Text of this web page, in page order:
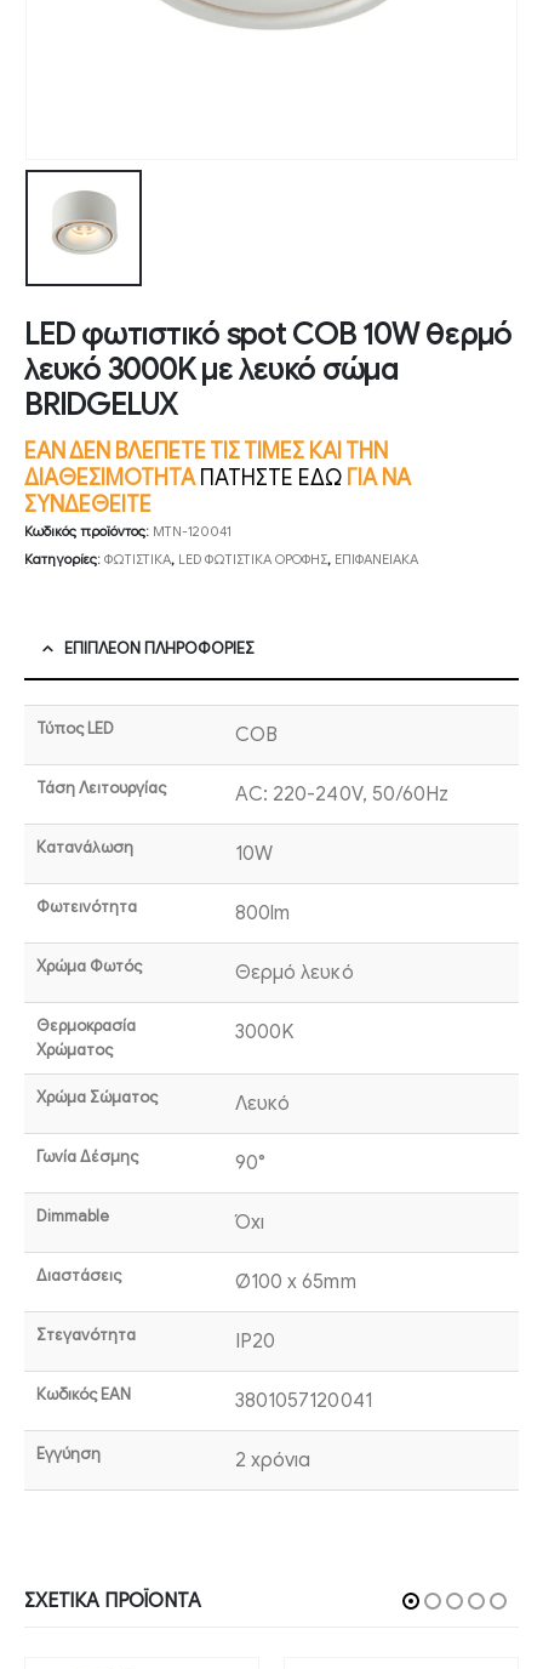
LED φωτιστικό spot COB 10W θερμό
λευκό 3000K με λευκό σώμα
BRIDGELUX
ΕΑΝ ΔΕΝ ΒΛΕΠΕΤΕ ΤΙΣ ΤΙΜΕΣ ΚΑΙ ΤΗΝ
ΔΙΑΘΕΣΙΜΟΤΗΤΑ ΠΑΤΗΣΤΕ ΕΔΩ ΓΙΑ ΝΑ
ΣΥΝΔΕΘΕΙΤΕ
Κωδικός προϊόντος: MTN-120041
Κατηγορίες: ΦΩΤΙΣΤΙΚΑ, LED ΦΩΤΙΣΤΙΚΑ ΟΡΟΦΗΣ, ΕΠΙΦΑΝΕΙΑΚΑ
ΕΠΙΠΛΈΟΝ ΠΛΗΡΟΦΟΡΊΕΣ
Τύπος LED COB
Τάση Λειτουργίας AC: 220-240V, 50/60Hz
Κατανάλωση 10W
Φωτεινότητα 800lm
Χρώμα Φωτός Θερμό λευκό
Θερμοκρασία
Χρώματος
3000K
Χρώμα Σώματος Λευκό
Γωνία Δέσμης 90°
Dimmable Όχι
Διαστάσεις Ø100 x 65mm
Στεγανότητα IP20
Κωδικός EAN 3801057120041
Εγγύηση 2 χρόνια
ΣΧΕΤΙΚΆ ΠΡΟΪΌΝΤΑ